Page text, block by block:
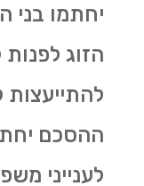
יחתמו בני
הזוג לפנות
ההסכם
לענייני